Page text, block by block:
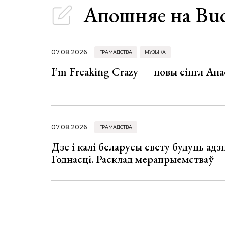
Апошняе на
07.08.2026 ГРАМАДСТВА МУЗЫКА
I’m Freaking Crazy — новы сінгл
07.08.2026 ГРАМАДСТВА
Дзе і калі беларусы свету будуць
Годнасці. Расклад мерапрыемстваў